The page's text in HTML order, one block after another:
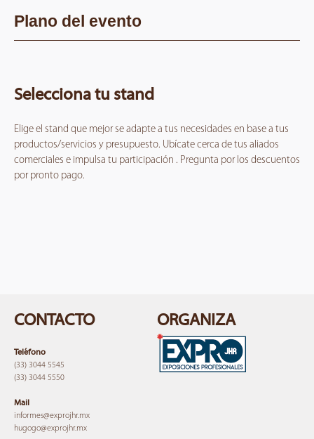
Plano del evento
Selecciona tu stand
Elige el stand que mejor se adapte a tus necesidades en base a tus
productos/servicios y presupuesto. Ubícate cerca de tus aliados
comerciales e impulsa tu participación . Pregunta por los descuentos
por pronto pago.
CONTACTO
Teléfono
(33) 3044 5545
(33) 3044 5550
Mail
informes@exprojhr.mx
hugogo@exprojhr.mx
ORGANIZA